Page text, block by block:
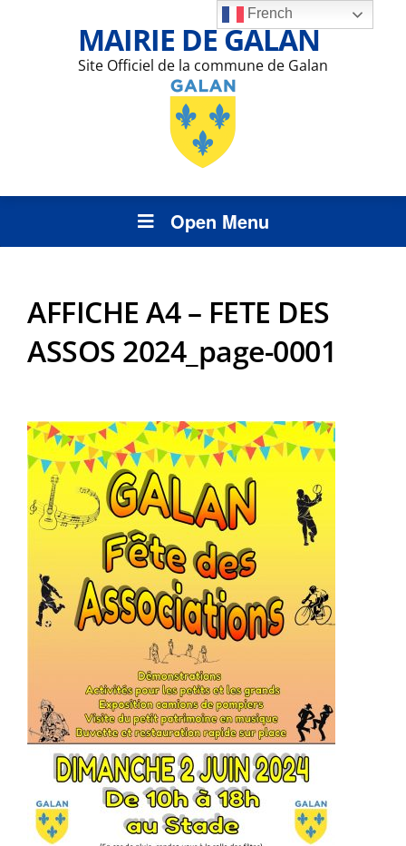
MAIRIE DE GALAN
Site Officiel de la commune de Galan
Open Menu
AFFICHE A4 – FETE DES
ASSOS 2024_page-0001
French